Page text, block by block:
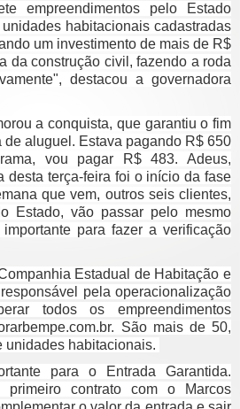
empreendimentos pelo Estado
habitacionais cadastradas
um investimento de mais de R$
da construção civil, fazendo a roda
destacou a governadora
a conquista, que garantiu o fim
aluguel. Estava pagando R$ 650
vou pagar R$ 483. Adeus,
desta terça-feira foi o início da fase
que vem, outros seis clientes,
Estado, vão passar pelo mesmo
para fazer a verificação
Estadual de Habitação e
pela operacionalização
todos os empreendimentos
São mais de 50,
unidades habitacionais.
para o Entrada Garantida.
primeiro contrato com o Marcos